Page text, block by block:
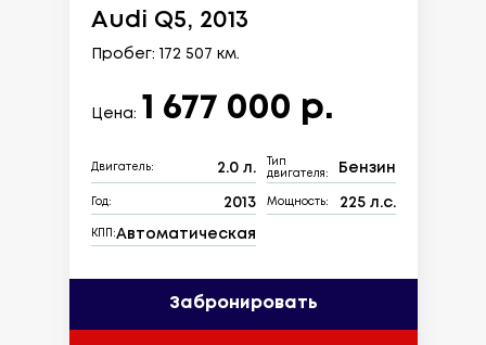
Audi Q5, 2013
Пробег: 172 507 км.
Цена: 1 677 000 р.
Двигатель: 2.0 л.
Тип
двигателя:
Бензин
Год: 2013 Мощность: 225 л.с.
КПП:Автоматическая
Забронировать